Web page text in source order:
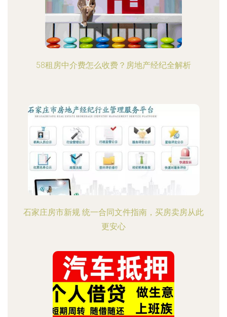
58租房中介费怎么收费？房地产经纪全解析
石家庄房市新规 统一合同文件指南，买房卖房从此
更安心